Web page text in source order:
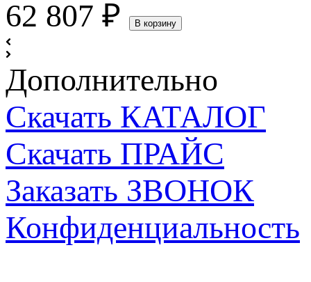
62 807 ₽ В корзину
Дополнительно
Скачать КАТАЛОГ
Скачать ПРАЙС
Заказать ЗВОНОК
Конфиденциальность